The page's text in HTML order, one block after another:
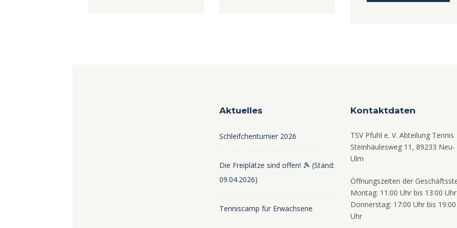
Aktuelles
Schleifchenturnier 2026
Die Freiplätze sind offen! 🎾 (Stand:
09.04.2026)
Tenniscamp für Erwachsene
Kontaktdaten
TSV Pfuhl e. V. Abteilung Tennis
Steinhäulesweg 11, 89233 Neu-
Ulm
Öffnungszeiten der
Montag: 11:00 Uhr bis 13:00 Uhr
Donnerstag: 17:00 Uhr bis 19:00
Uhr